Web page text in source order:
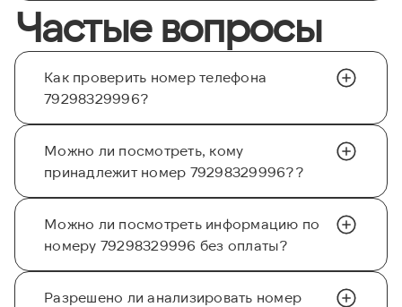
Частые вопросы
Как проверить номер телефона
79298329996?
Можно ли посмотреть, кому
принадлежит номер 79298329996??
Можно ли посмотреть информацию по
номеру 79298329996 без оплаты?
Разрешено ли анализировать номер